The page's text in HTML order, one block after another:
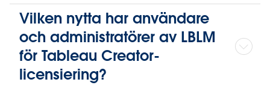
Vilken nytta har användare
och administratörer av LBLM
för Tableau Creator-
licensiering?